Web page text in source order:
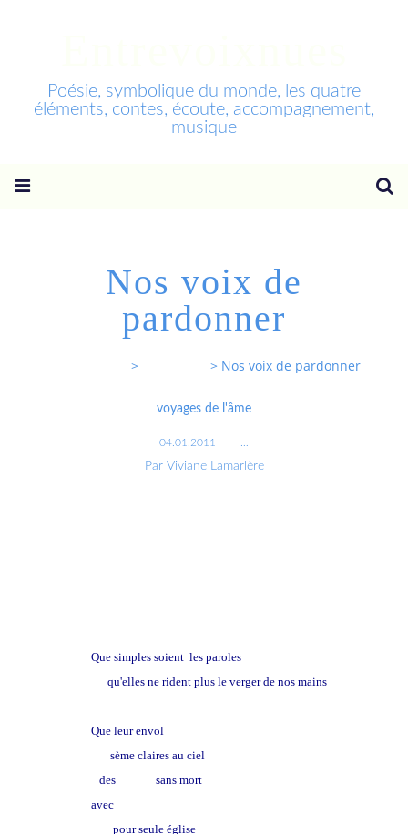
Poésie, symbolique du monde, les quatre
éléments, contes, écoute, accompagnement,
musique
Nos voix de
pardonner
> > Nos voix de pardonner
voyages de l'âme
04.01.2011
Par Viviane Lamarlère
Que simples soient les paroles
qu'elles ne rident plus le verger de nos mains
Que leur envol
sème claires au ciel
des
sans mort
avec
pour seule église